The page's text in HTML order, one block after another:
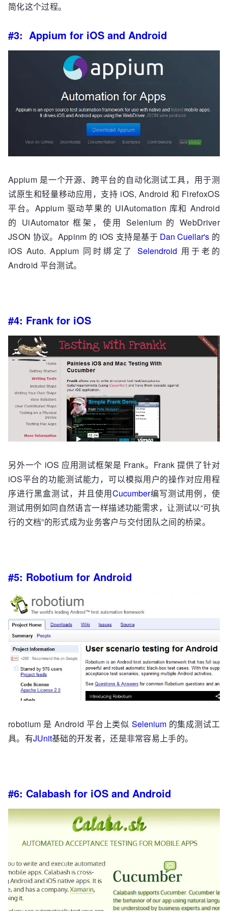
简化这个过程。
#3: Appium for iOS and Android
Appium 是一个开源、跨平台的自动化测试工具，用于测
试原生和轻量移动应用，支持 iOS, Android 和 FirefoxOS
平台。Appium 驱动苹果的 UIAutomation 库和 Android
的 UiAutomator 框架，使用 Selenium 的 WebDriver
JSON 协议。Appinm 的 iOS 支持是基于 Dan Cuellar's 的
iOS Auto. Appium 同时绑定了Selendroid 用于老的
Android 平台测试。
#4: Frank for iOS
另外一个 iOS 应用测试框架是 Frank。Frank 提供了针对
iOS平台的功能测试能力，可以模拟用户的操作对应用程
序进行黑盒测试，并且使用Cucumber编写测试用例，使
测试用例如同自然语言一样描述功能需求，让测试以“可执
行的文档”的形式成为业务客户与交付团队之间的桥梁。
#5: Robotium for Android
robotium 是 Android 平台上类似 Selenium的集成测试工
具。有JUnit基础的开发者，还是非常容易上手的。
#6: Calabash for iOS and Android